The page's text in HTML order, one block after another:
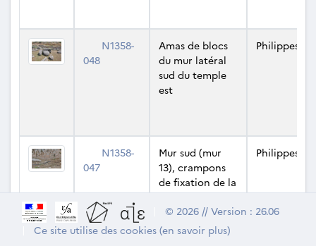
N1358-
048
Amas de blocs
du mur latéral
sud du temple
est
Philippes
N1358-
047
Mur sud (mur
13), crampons
de fixation de la
plinthe
intérieure
Philippes
© 2026 // Version : 26.06
Ce site utilise des cookies (en savoir plus)